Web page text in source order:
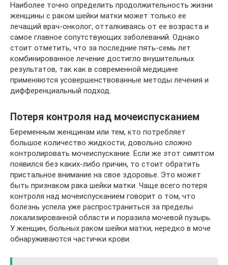
Наиболее точно определить продолжительность жизни
женщины с раком шейки матки может только ее
лечащий врач-онколог, отталкиваясь от ее возраста и
самое главное сопутствующих заболеваний. Однако
стоит отметить, что за последние пять-семь лет
комбинированное лечение достигло внушительных
результатов, так как в современной медицине
применяются усовершенствованные методы лечения и
дифференциальный подход.
Потеря контроля над мочеиспусканием
Беременным женщинам или тем, кто потребляет
большое количество жидкости, довольно сложно
контролировать мочеиспускание. Если же этот симптом
появился без каких-либо причин, то стоит обратить
пристальное внимание на свое здоровье. Это может
быть признаком рака шейки матки. Чаще всего потеря
контроля над мочеиспусканием говорит о том, что
болезнь успела уже распространиться за пределы
локализированной области и поразила мочевой пузырь.
У женщин, больных раком шейки матки, нередко в моче
обнаруживаются частички крови.